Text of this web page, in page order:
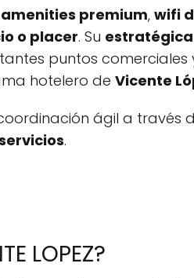
amenities premium, wifi
o placer. Su estratégica
puntos comerciales
hotelero de Vicente
ágil a través
.
LOPEZ?